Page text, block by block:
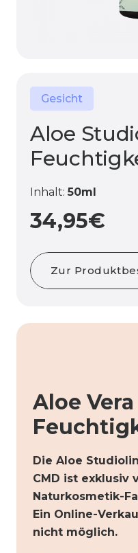
Gesicht
Aloe
Inhalt:50ml
34,95€
Zur
Aloe Vera
Die Aloe
CMD ist exklusiv
Naturkosmetik-
Ein Online-
nicht möglich.